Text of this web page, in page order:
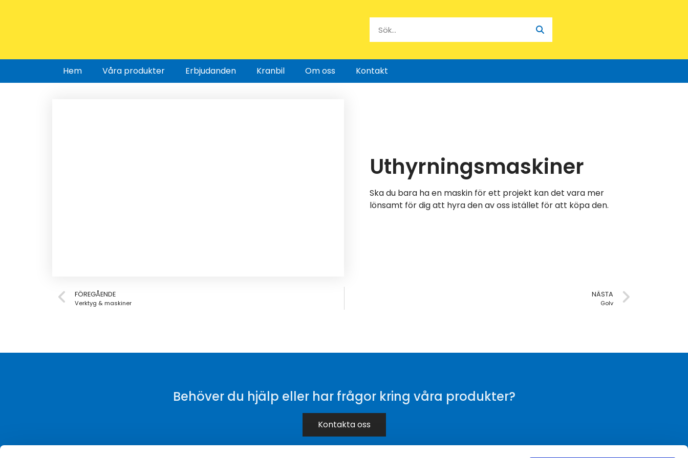
Hem Våra produkter Erbjudanden Kranbil Om oss Kontakt
Uthyrningsmaskiner
Ska du bara ha en maskin för ett projekt kan det vara mer
lönsamt för dig att hyra den av oss istället för att köpa den.
FÖREGÅENDE
Verktyg & maskiner
NÄSTA
Golv
Behöver du hjälp eller har frågor kring våra produkter?
Kontakta oss